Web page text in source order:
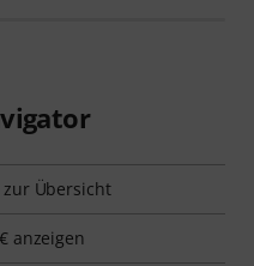
Übersicht
anzeigen